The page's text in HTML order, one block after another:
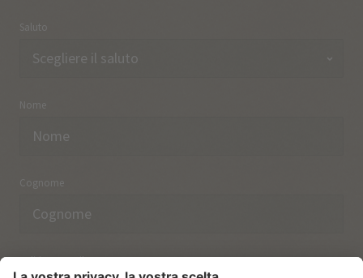
Saluto
Nome
Cognome
Indirizzo email